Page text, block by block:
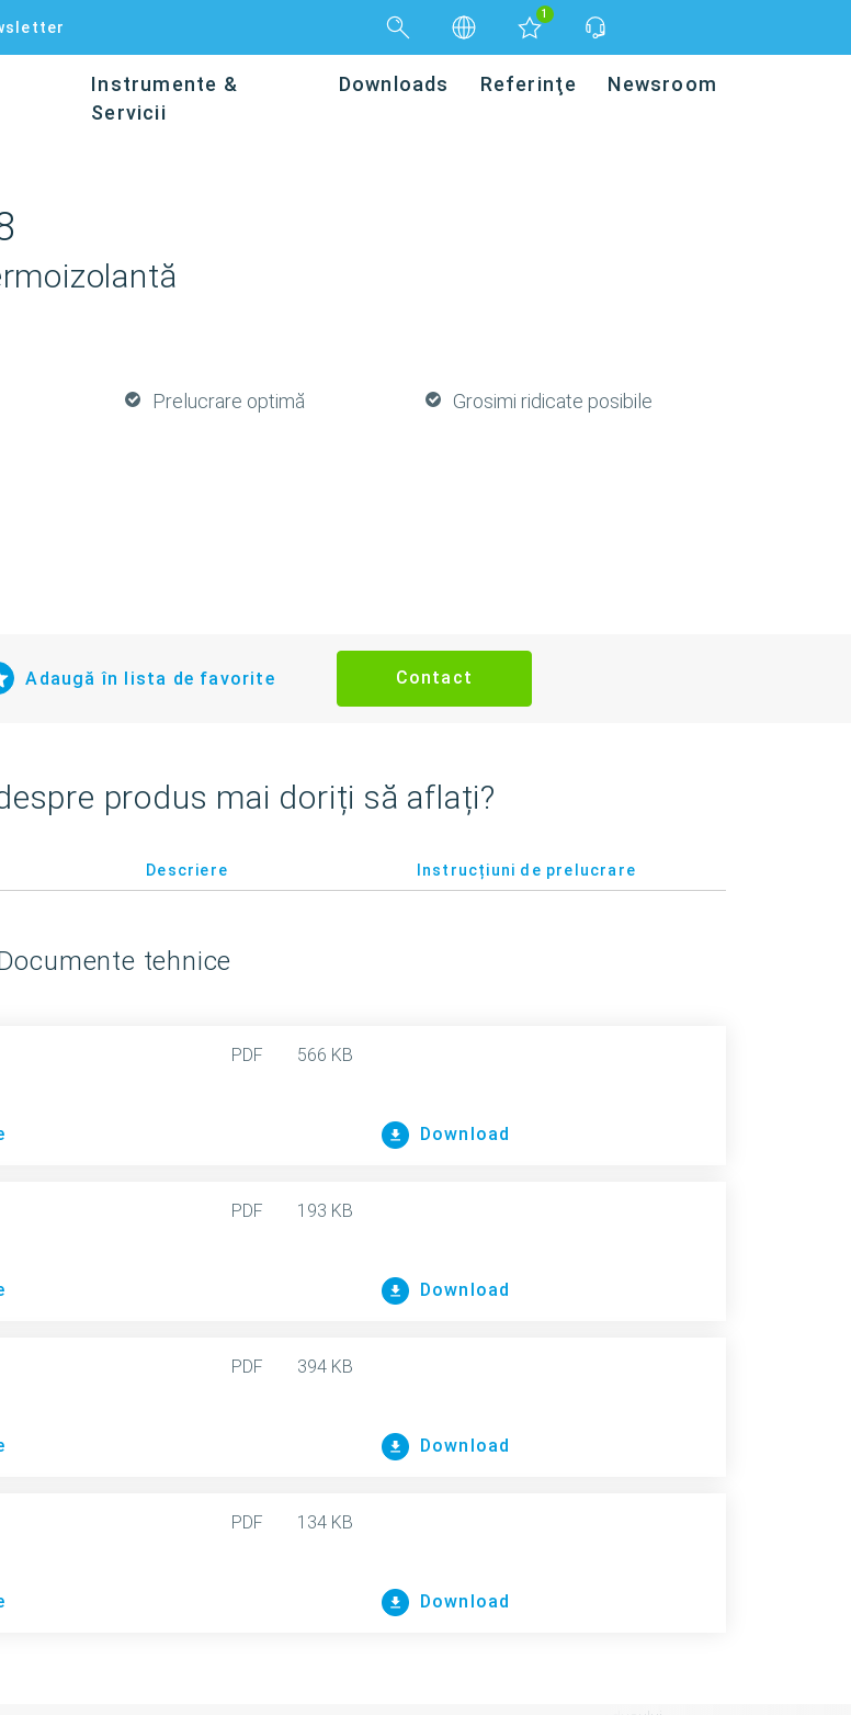
1
Instrumente &
Servicii
Downloads Referinţe Newsroom
Prelucrare optimă Grosimi ridicate posibile
Adaugă în lista de favorite Contact
produs mai doriți să aflați?
Descriere Instrucțiuni de prelucrare
tehnice
PDF 566 KB
Download
PDF 193 KB
Download
PDF 394 KB
Download
PDF 134 KB
Download